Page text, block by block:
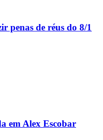
penas de réus do 8/1
em Alex Escobar